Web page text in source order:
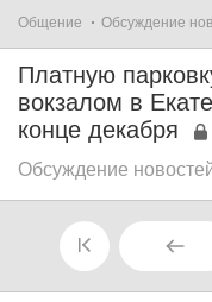
Общение Обсуждение
Платную
вокзалом в
конце декабря
Обсуждение